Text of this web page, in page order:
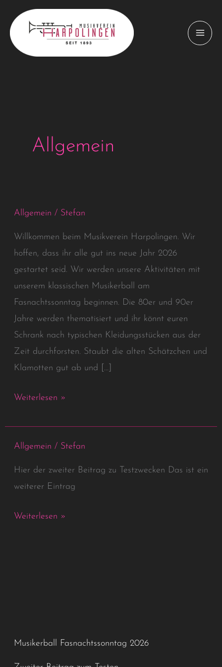
Inhalt
springen
Allgemein
Allgemein / Stefan
Willkommen beim Musikverein Harpolingen. Wir
hoffen, dass ihr alle gut ins neue Jahr 2026
gestartet seid. Wir werden unsere Aktivitäten mit
unserem klassischen Musikerball am
Fasnachtssonntag beginnen. Die 80er und 90er
Jahre werden thematisiert und ihr könnt euren
Schrank nach typischen Kleidungsstücken aus der
Zeit durchforsten. Staubt die alten Schätzchen und
Klamotten gut ab und […]
Musikerball
Fasnachtssonntag
2026
Weiterlesen »
Allgemein / Stefan
Hier der zweiter Beitrag zu Testzwecken Das ist ein
weiterer Eintrag
Zweiter
Beitrag
Weiterlesen »
Musikerball Fasnachtssonntag 2026